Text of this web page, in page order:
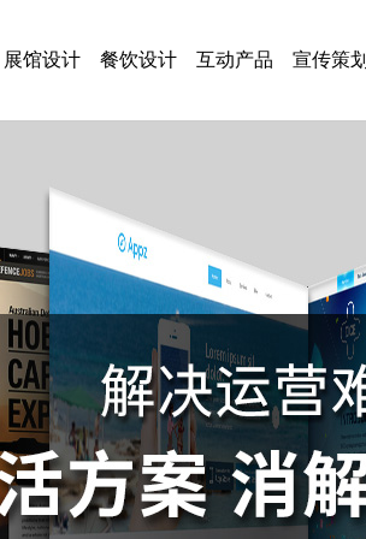
展馆设计 餐饮设计 互动产品 宣传策划